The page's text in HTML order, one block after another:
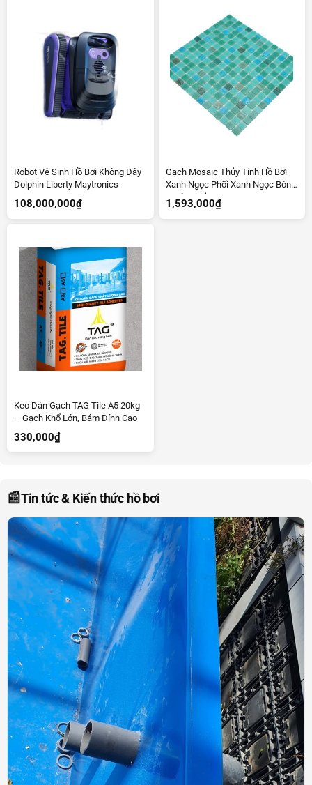
Robot Vệ Sinh Hồ Bơi Không Dây
Dolphin Liberty Maytronics
108,000,000₫
Gạch Mosaic Thủy Tinh Hồ Bơi
Xanh Ngọc Phối Xanh Ngọc Bóng
– Bộ 10 Vỉ
1,593,000₫
Keo Dán Gạch TAG Tile A5 20kg
– Gạch Khổ Lớn, Bám Dính Cao
330,000₫
📰Tin tức & Kiến thức hồ bơi